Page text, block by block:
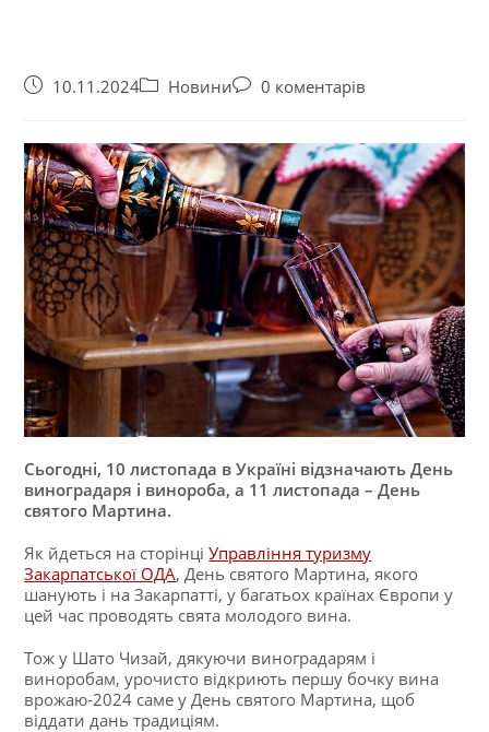
10.11.2024 Новини 0 коментарів
Сьогодні, 10 листопада в Україні відзначають День
виноградаря і винороба, а 11 листопада – День
святого Мартина.
Як йдеться на сторінціУправління туризму
Закарпатської ОДА, День святого Мартина, якого
шанують і на Закарпатті, у багатьох країнах Європи у
цей час проводять свята молодого вина.
Тож у Шато Чизай, дякуючи виноградарям і
виноробам, урочисто відкриють першу бочку вина
врожаю-2024 саме у День святого Мартина, щоб
віддати дань традиціям.